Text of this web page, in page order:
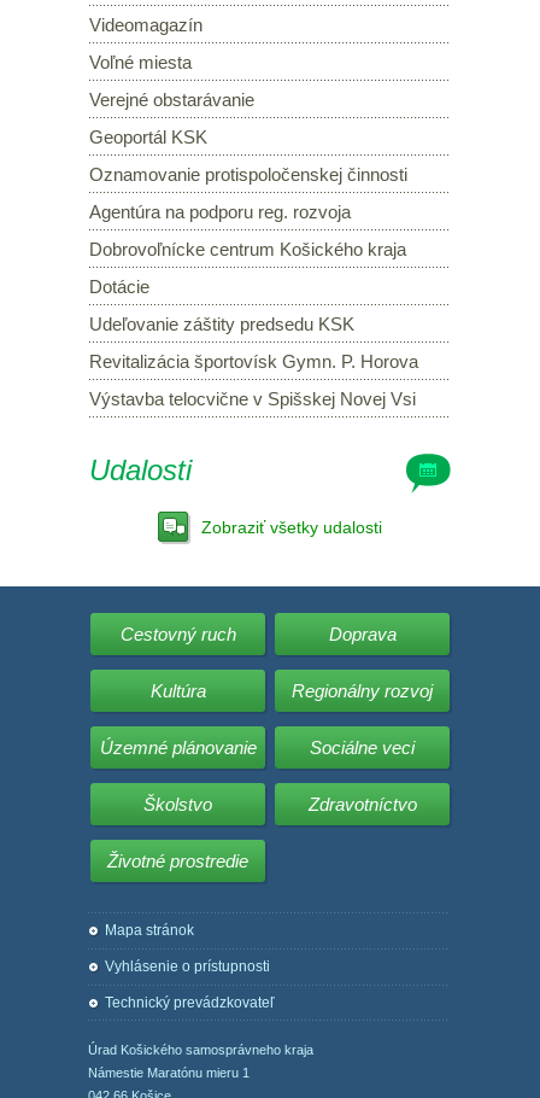
Videomagazín
Voľné miesta
Verejné obstarávanie
Geoportál KSK
Oznamovanie protispoločenskej činnosti
Agentúra na podporu reg. rozvoja
Dobrovoľnícke centrum Košického kraja
Dotácie
Udeľovanie záštity predsedu KSK
Revitalizácia športovísk Gymn. P. Horova
Výstavba telocvične v Spišskej Novej Vsi
Udalosti
Zobraziť všetky udalosti
Cestovný ruch Doprava
Kultúra Regionálny rozvoj
Územné plánovanie Sociálne veci
Školstvo Zdravotníctvo
Životné prostredie
Mapa stránok
Vyhlásenie o prístupnosti
Technický prevádzkovateľ
Úrad Košického samosprávneho kraja
Námestie Maratónu mieru 1